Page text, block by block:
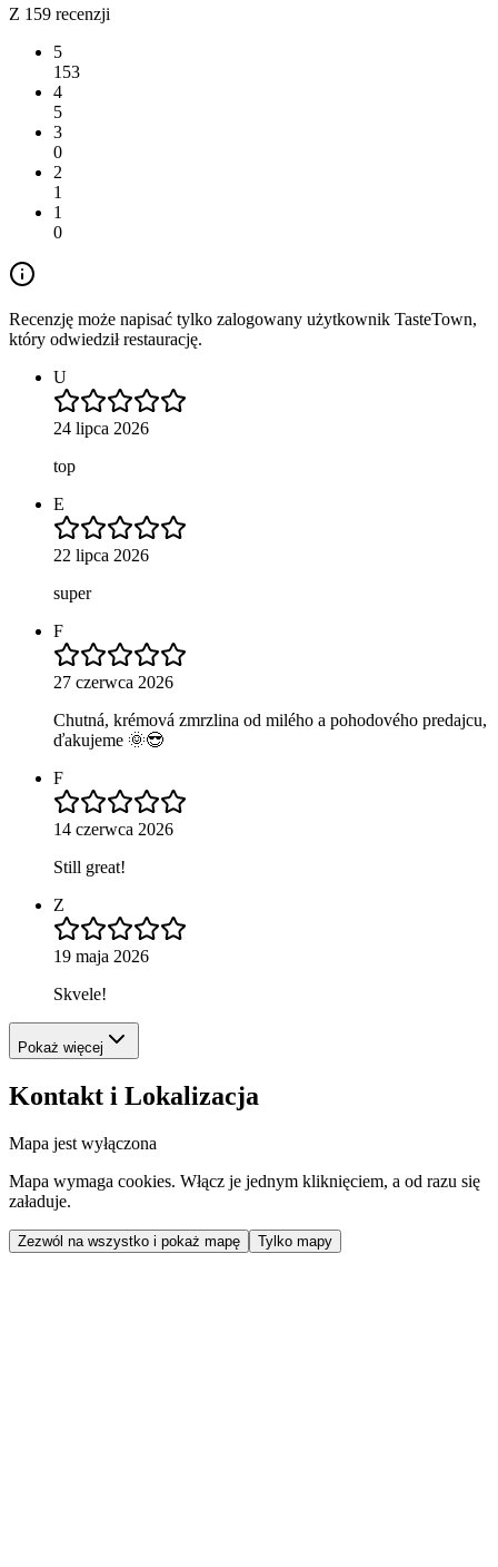
Z 159 recenzji
5
153
4
5
3
0
2
1
1
0
Recenzję może napisać tylko zalogowany użytkownik TasteTown,
który odwiedził restaurację.
U
24 lipca 2026
top
E
22 lipca 2026
super
F
27 czerwca 2026
Chutná, krémová zmrzlina od milého a pohodového predajcu,
ďakujeme 🌞😎
F
14 czerwca 2026
Still great!
Z
19 maja 2026
Skvele!
Pokaż więcej
Kontakt i Lokalizacja
Mapa jest wyłączona
Mapa wymaga cookies. Włącz je jednym kliknięciem, a od razu się
załaduje.
Zezwól na wszystko i pokaż mapę Tylko mapy